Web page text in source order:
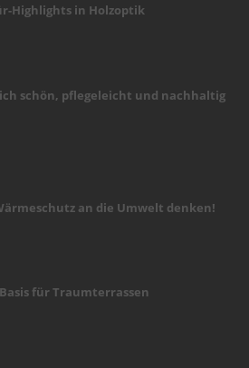
Highlights in Holzoptik
schön, pflegeleicht und nachhaltig
an die Umwelt denken!
für Traumterrassen